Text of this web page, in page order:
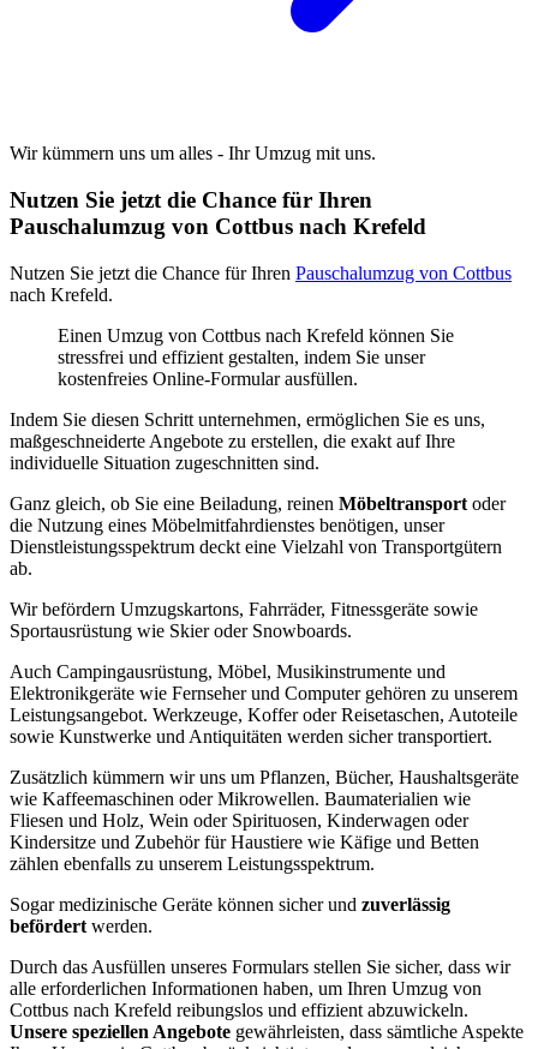
Wir kümmern uns um alles - Ihr Umzug mit uns.
Nutzen Sie jetzt die Chance für Ihren
Pauschalumzug von Cottbus nach Krefeld
Nutzen Sie jetzt die Chance für Ihren Pauschalumzug von Cottbus
nach Krefeld.
Einen Umzug von Cottbus nach Krefeld können Sie
stressfrei und effizient gestalten, indem Sie unser
kostenfreies Online-Formular ausfüllen.
Indem Sie diesen Schritt unternehmen, ermöglichen Sie es uns,
maßgeschneiderte Angebote zu erstellen, die exakt auf Ihre
individuelle Situation zugeschnitten sind.
Ganz gleich, ob Sie eine Beiladung, reinen Möbeltransport oder
die Nutzung eines Möbelmitfahrdienstes benötigen, unser
Dienstleistungsspektrum deckt eine Vielzahl von Transportgütern
ab.
Wir befördern Umzugskartons, Fahrräder, Fitnessgeräte sowie
Sportausrüstung wie Skier oder Snowboards.
Auch Campingausrüstung, Möbel, Musikinstrumente und
Elektronikgeräte wie Fernseher und Computer gehören zu unserem
Leistungsangebot. Werkzeuge, Koffer oder Reisetaschen, Autoteile
sowie Kunstwerke und Antiquitäten werden sicher transportiert.
Zusätzlich kümmern wir uns um Pflanzen, Bücher, Haushaltsgeräte
wie Kaffeemaschinen oder Mikrowellen. Baumaterialien wie
Fliesen und Holz, Wein oder Spirituosen, Kinderwagen oder
Kindersitze und Zubehör für Haustiere wie Käfige und Betten
zählen ebenfalls zu unserem Leistungsspektrum.
Sogar medizinische Geräte können sicher und zuverlässig
befördert werden.
Durch das Ausfüllen unseres Formulars stellen Sie sicher, dass wir
alle erforderlichen Informationen haben, um Ihren Umzug von
Cottbus nach Krefeld reibungslos und effizient abzuwickeln.
Unsere speziellen Angebote gewährleisten, dass sämtliche Aspekte